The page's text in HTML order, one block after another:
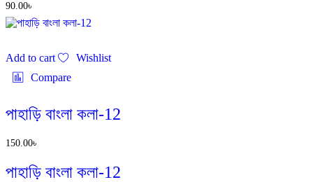
90.00৳
Add to cart
Wishlist
Compare
পাহাড়ি বাংলা কলা-12
150.00৳
পাহাড়ি বাংলা কলা-12